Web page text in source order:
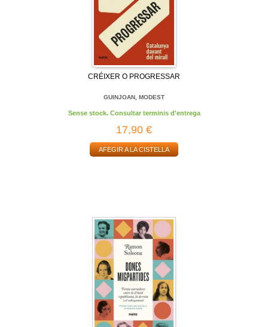
CRÉIXER O PROGRESSAR
GUINJOAN, MODEST
Sense stock. Consultar terminis d'entrega
17,90 €
AFEGIR A LA CISTELLA